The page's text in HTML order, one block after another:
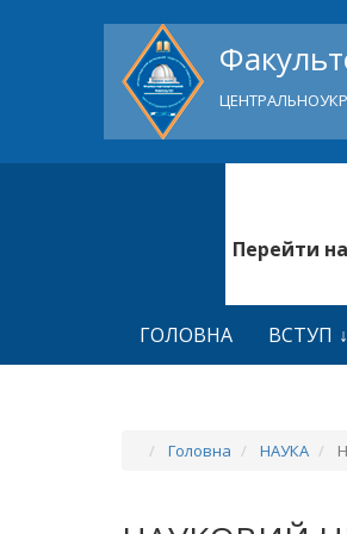
Перейти на
ГОЛОВНА ВСТУП
Головна НАУКА